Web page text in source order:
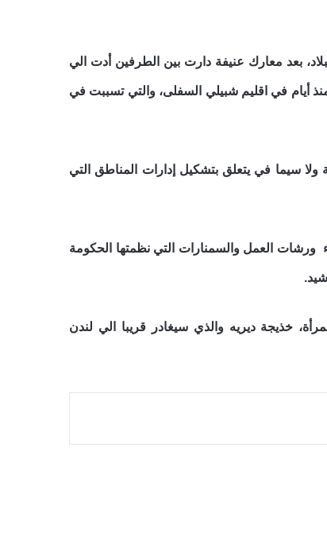
بعد معارك عنيفة دارت بين الطرفين أدت الي
أيام في اقليم شبيلي السفلى، والتي تسببت في
سيما في يتعلق بتشكيل إدارات المناطق التي
ورشات العمل والسمنارات التي نظمتها الحكومة
خذيجة ديريه والذي سيغادر قريبا الي لندن